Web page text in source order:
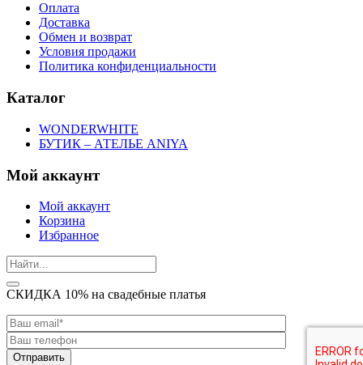
Оплата
Доставка
Обмен и возврат
Условия продажи
Политика конфиденциальности
Каталог
WONDERWHITE
БУТИК – АТЕЛЬЕ ANIYA
Мой аккаунт
Мой аккаунт
Корзина
Избранное
СКИДКА 10% на свадебные платья
Отправить